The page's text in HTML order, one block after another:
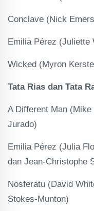
Conclave (Nick
Emilia Pérez (Juliette
Wicked (Myron
Tata Rias dan Tata
A Different Man
Jurado)
Emilia Pérez (Julia
dan Jean-Christophe
Nosferatu (David
Stokes-Munton)